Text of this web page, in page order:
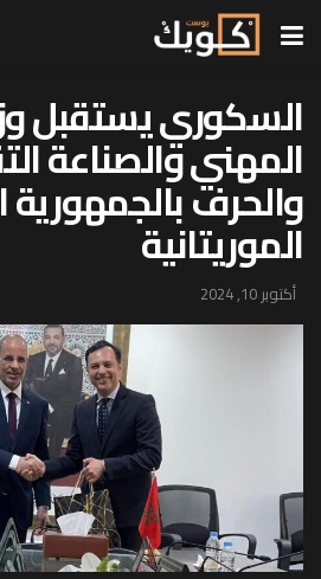
السكوري يستقبل
المهني والصناعة
والحرف بالجمهورية
الموريتانية
أكتوبر 10, 2024